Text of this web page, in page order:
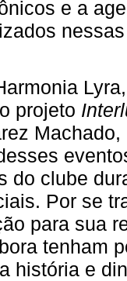
e a
projeto
do clube
Por se
para sua
tenham
história e